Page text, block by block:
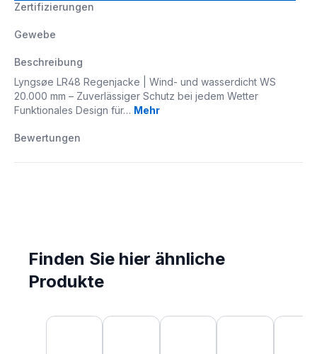
Zertifizierungen
Gewebe
Beschreibung
Lyngsøe LR48 Regenjacke | Wind- und wasserdicht WS
20.000 mm – Zuverlässiger Schutz bei jedem Wetter
Funktionales Design für… Mehr
Bewertungen
Finden Sie hier ähnliche
Produkte
Produktgalerie überspringen